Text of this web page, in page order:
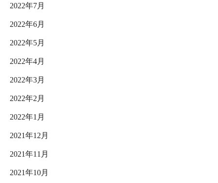
2022年7月
2022年6月
2022年5月
2022年4月
2022年3月
2022年2月
2022年1月
2021年12月
2021年11月
2021年10月